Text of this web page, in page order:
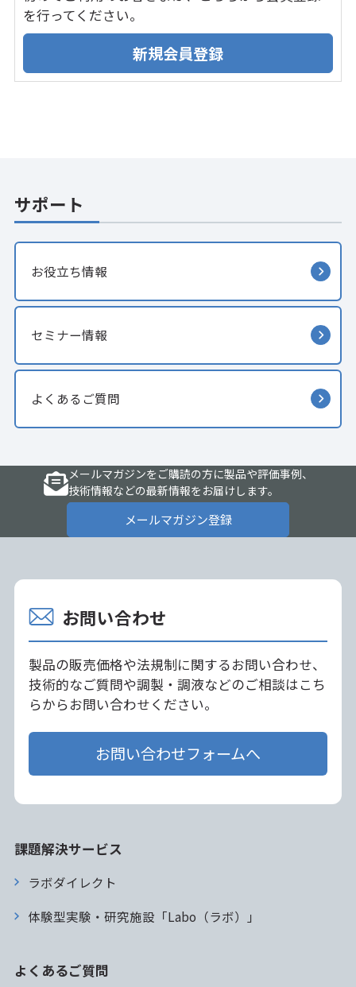
を行ってください。
サポート
お役立ち情報
セミナー情報
よくあるご質問
メールマガジンをご購読の方に製品や評価事例、
技術情報などの最新情報をお届けします。
メールマガジン登録
お問い合わせ
製品の販売価格や法規制に関するお問い合わせ、
技術的なご質問や調製・調液などのご相談はこち
らからお問い合わせください。
お問い合わせフォームへ
課題解決サービス
ラボダイレクト
体験型実験・研究施設「Labo（ラボ）」
よくあるご質問